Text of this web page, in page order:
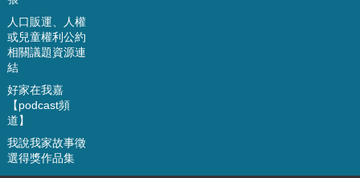
人口販運、人權
或兒童權利公約
相關議題資源連
結
好家在我嘉
【podcast頻
道】
我說我家故事徵
選得獎作品集